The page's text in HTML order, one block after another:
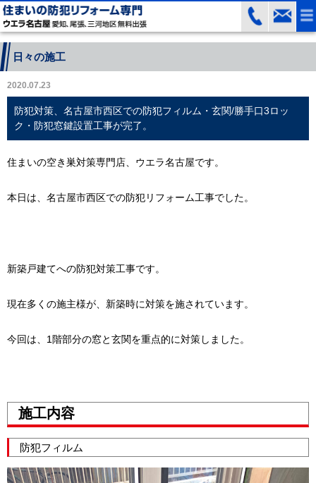
日々の施工
2020.07.23
防犯対策、名古屋市西区での防犯フィルム・玄関/勝手口3ロッ
ク・防犯窓鍵設置工事が完了。
住まいの空き巣対策専門店、ウエラ名古屋です。
本日は、名古屋市西区での防犯リフォーム工事でした。
新築戸建てへの防犯対策工事です。
現在多くの施主様が、新築時に対策を施されています。
今回は、1階部分の窓と玄関を重点的に対策しました。
施工内容
防犯フィルム